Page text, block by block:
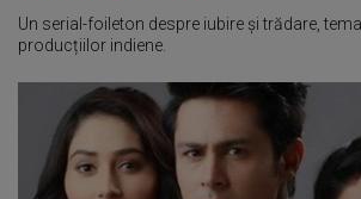
Un serial-foileton despre iubire și trădare,
producțiilor indiene.